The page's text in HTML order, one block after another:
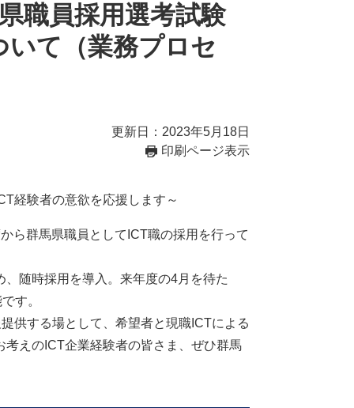
職員採用選考試験
いて（業務プロセ
更新日：2023年5月18日
印刷ページ表示
経験者の意欲を応援します～
群馬県職員としてICT職の採用を行って
随時採用を導入。来年度の4月を待た
す。
供する場として、希望者と現職ICTによる
えのICT企業経験者の皆さま、ぜひ群馬